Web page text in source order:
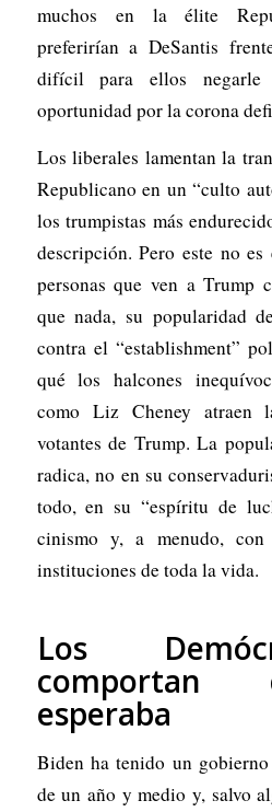
muchos en la élite
preferirían a DeSantis
difícil para ellos negarle
oportunidad por la corona
Los liberales lamentan la
Republicano en un “culto
los trumpistas más
descripción. Pero este no
personas que ven a Trump
que nada, su popularidad
contra el “establishment”
qué los halcones
como Liz Cheney atraen
votantes de Trump. La
radica, no en su
todo, en su “espíritu de
cinismo y, a menudo,
instituciones de toda la vida.
Los
esperaba
Biden ha tenido un
de un año y medio y, salvo